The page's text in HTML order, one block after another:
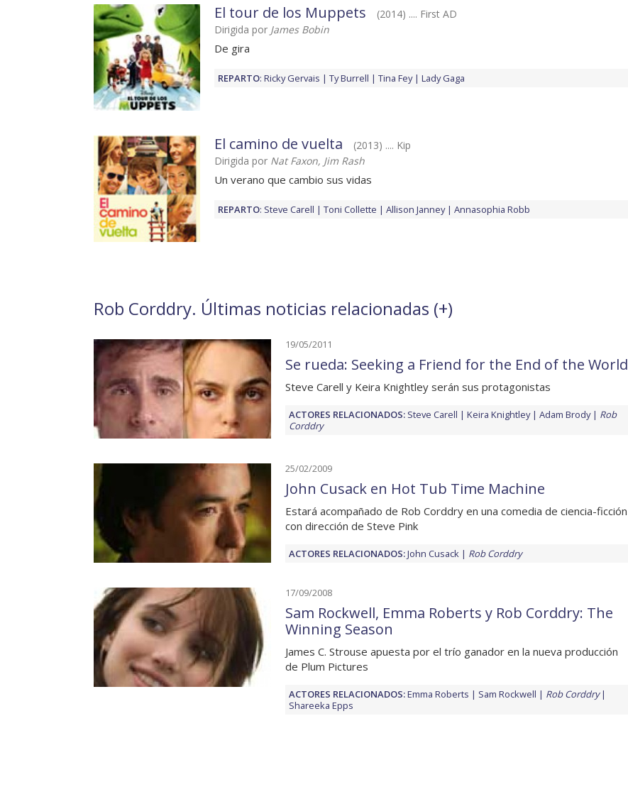
El tour de los Muppets
(2014) .... First AD
Dirigida por James Bobin
De gira
REPARTO: Ricky Gervais Ty Burrell Tina Fey Lady Gaga
El camino de vuelta
(2013) .... Kip
Dirigida por Nat Faxon, Jim Rash
Un verano que cambio sus vidas
REPARTO: Steve Carell Toni Collette Allison Janney Annasophia Robb
Rob Corddry. Últimas noticias relacionadas (+)
19/05/2011
Se rueda: Seeking a Friend for the End of the World
Steve Carell y Keira Knightley serán sus protagonistas
ACTORES RELACIONADOS: Steve Carell Keira Knightley Adam Brody
Rob
Corddry
25/02/2009
John Cusack en Hot Tub Time Machine
Estará acompañado de Rob Corddry en una comedia de ciencia-ficción
con dirección de Steve Pink
ACTORES RELACIONADOS:John Cusack Rob Corddry
17/09/2008
Sam Rockwell, Emma Roberts y Rob Corddry: The
Winning Season
James C. Strouse apuesta por el trío ganador en la nueva producción
de Plum Pictures
ACTORES RELACIONADOS:Emma Roberts Sam Rockwell
Rob Corddry
Shareeka Epps